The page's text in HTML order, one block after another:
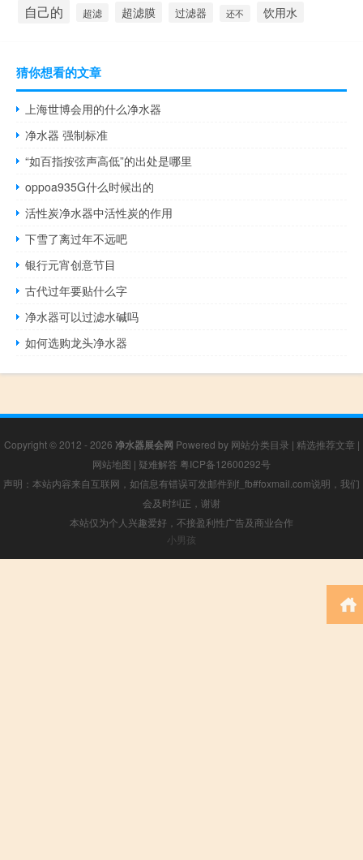
自己的 超滤 超滤膜 过滤器 还不 饮用水
猜你想看的文章
上海世博会用的什么净水器
净水器 强制标准
“如百指按弦声高低”的出处是哪里
oppoa935G什么时候出的
活性炭净水器中活性炭的作用
下雪了离过年不远吧
银行元宵创意节目
古代过年要贴什么字
净水器可以过滤水碱吗
如何选购龙头净水器
Copyright © 2012 - 2026 净水器展会网 Powered by 网站分类目录 | 精选推荐文章 |
网站地图 | 疑难解答 粤ICP备12600292号
声明：本站内容来自互联网，如信息有错误可发邮件到f_fb#foxmail.com说明，我们
会及时纠正，谢谢
本站仅为个人兴趣爱好，不接盈利性广告及商业合作
小男孩